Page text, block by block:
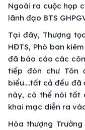
Ngoài ra cuộc họp
lãnh đạo BTS
Tại đây, Thượng
HĐTS, Phó ban
đã báo cáo các
tiếp đón chư Tôn
biểu....tất cả đều
này, có thể nói tất
khai mạc diễn ra
Hòa thượng